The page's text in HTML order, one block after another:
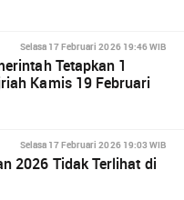
Selasa 17 Februari 2026 19:46 WIB
Tetapkan 1
Kamis 19 Februari
Selasa 17 Februari 2026 19:03 WIB
2026 Tidak Terlihat di